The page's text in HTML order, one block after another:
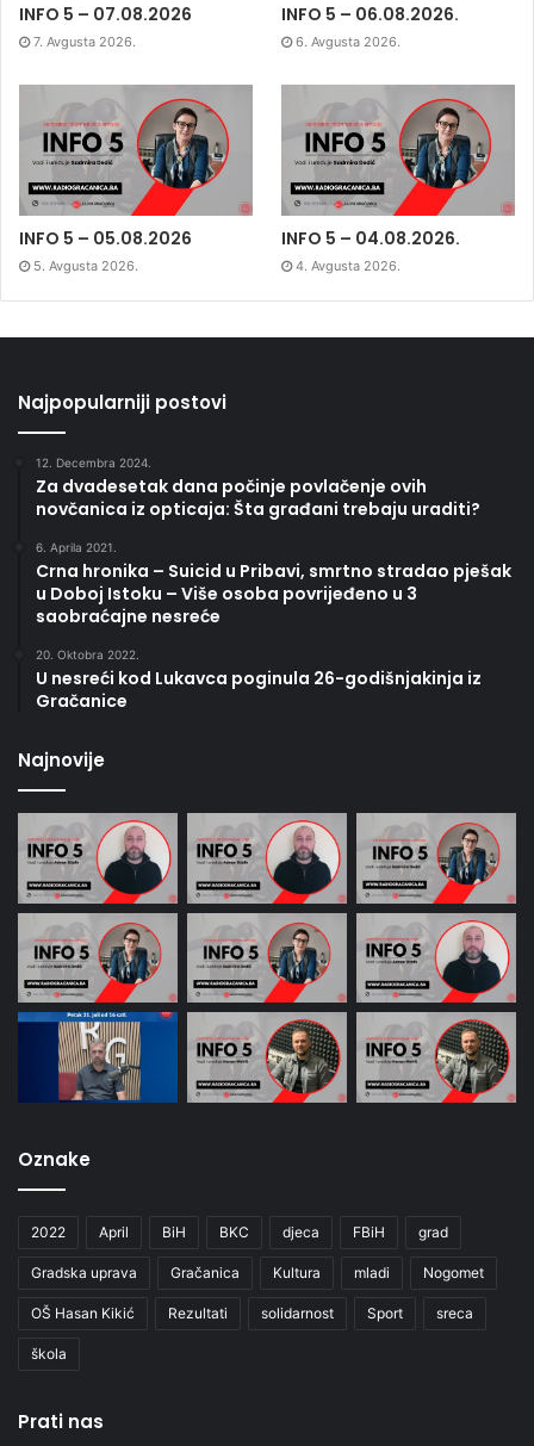
INFO 5 – 07.08.2026
7. Avgusta 2026.
INFO 5 – 06.08.2026.
6. Avgusta 2026.
INFO 5 – 05.08.2026
5. Avgusta 2026.
INFO 5 – 04.08.2026.
4. Avgusta 2026.
Najpopularniji postovi
12. Decembra 2024.
Za dvadesetak dana počinje povlačenje ovih
novčanica iz opticaja: Šta građani trebaju uraditi?
6. Aprila 2021.
Crna hronika – Suicid u Pribavi, smrtno stradao pješak
u Doboj Istoku – Više osoba povrijeđeno u 3
saobraćajne nesreće
20. Oktobra 2022.
U nesreći kod Lukavca poginula 26-godišnjakinja iz
Gračanice
Najnovije
Oznake
2022 April BiH BKC djeca FBiH grad
Gradska uprava Gračanica Kultura mladi Nogomet
OŠ Hasan Kikić Rezultati solidarnost Sport sreca
škola
Prati nas